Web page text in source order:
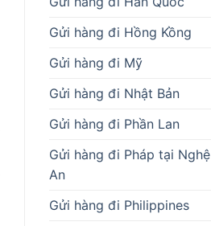
Gửi hàng đi Hồng Kồng
Gửi hàng đi Mỹ
Gửi hàng đi Nhật Bản
Gửi hàng đi Phần Lan
Gửi hàng đi Pháp tại Nghệ
An
Gửi hàng đi Philippines